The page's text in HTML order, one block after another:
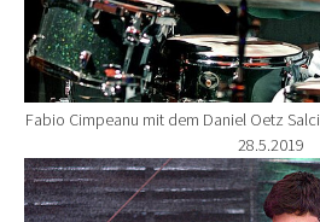
Fabio Cimpeanu mit dem Daniel Oetz
28.5.2019
Show larger version for: